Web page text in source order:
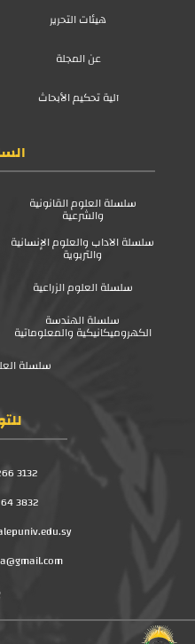
هيئات التحرير
عن المجلة
آلية تحكيم الأبحاث
سلسلة العلوم القانونية
والشرعية
سلسلة الآداب والعلوم الإنسانية
والتربوية
سلسلة العلوم الزراعية
سلسلة الهندسة
الكهروميكانيكية والمعلوماتية
سلسلة
3132
3832